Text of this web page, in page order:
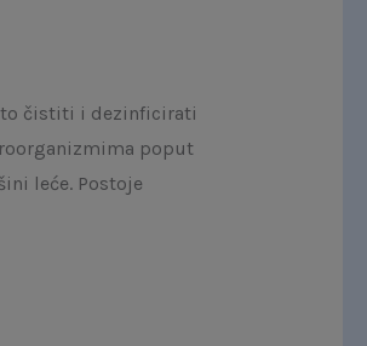
čistiti i dezinficirati
poput
leće. Postoje